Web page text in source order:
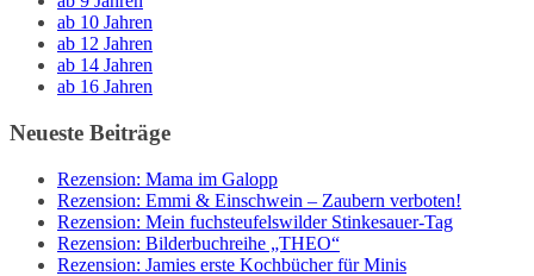
ab 10 Jahren
ab 12 Jahren
ab 14 Jahren
ab 16 Jahren
Neueste Beiträge
Rezension: Mama im Galopp
Rezension: Emmi & Einschwein – Zaubern verboten!
Rezension: Mein fuchsteufelswilder Stinkesauer-Tag
Rezension: Bilderbuchreihe „THEO“
Rezension: Jamies erste Kochbücher für Minis